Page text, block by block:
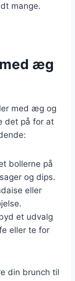
mange.
æg
med æg og
det på for at
bollerne på
og dips.
eller
et udvalg
eller te for
din brunch til